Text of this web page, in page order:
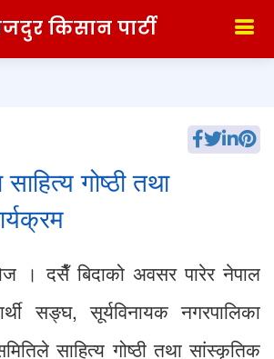
किसान पार्टी
गोष्ठी तथा
। दसैँ बिदाको अवसर पारेर नेपाल
सङ्घ, सूर्यविनायक नगरपालिका
साहित्य गोष्ठी तथा सांस्कृतिक